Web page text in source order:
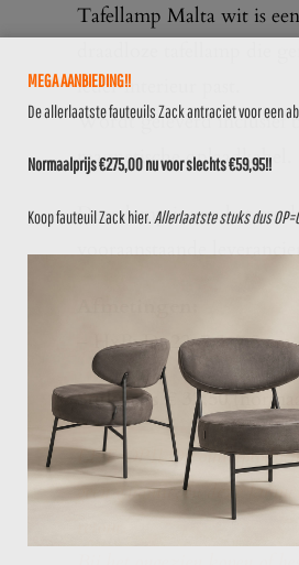
Tafellamp Malta wit is
ieder interieur past.
Wordt geleverd inclusief
magnetische oplaadkabel.
Deze lamp is van het
vooraanstaande
– HxBxD: 22×7,5×7,5 cm
Stukprijs € 32,50
LET OP!! Op
geen garantie, en deze
MEGA AANBIEDING!!
De allerlaatste fauteuils Zack antraciet voor een
Normaalprijs €275,00 nu voor slechts €59,95!!
Koop fauteuil Zackhier. Allerlaatste stuks dus